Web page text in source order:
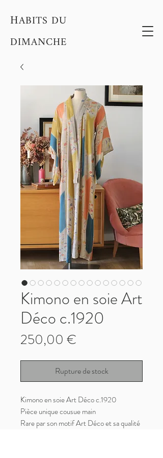
HABITS DU
DIMANCHE
Kimono en soie Art
Déco c.1920
250,00 €
Rupture de stock
Kimono en soie Art Déco c.1920
Pièce unique cousue main
Rare par son motif Art Déco et sa qualité